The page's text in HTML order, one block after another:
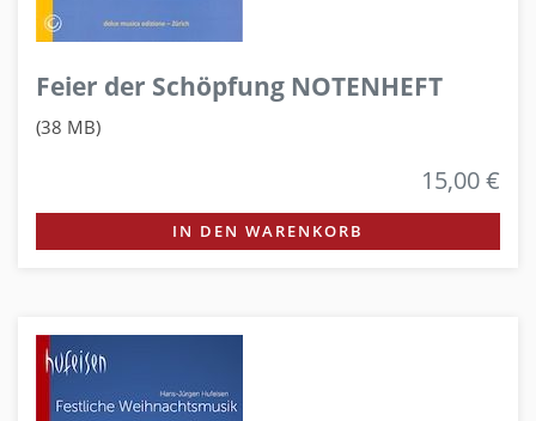
Feier der Schöpfung NOTENHEFT
(38 MB)
15,00 €
IN DEN WARENKORB